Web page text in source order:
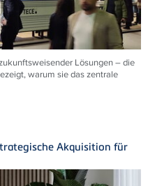
Lösungen – die
warum sie das zentrale
Akquisition für